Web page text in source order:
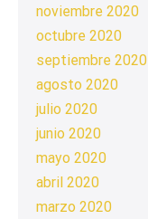
noviembre 2020
octubre 2020
septiembre 2020
agosto 2020
julio 2020
junio 2020
mayo 2020
abril 2020
marzo 2020